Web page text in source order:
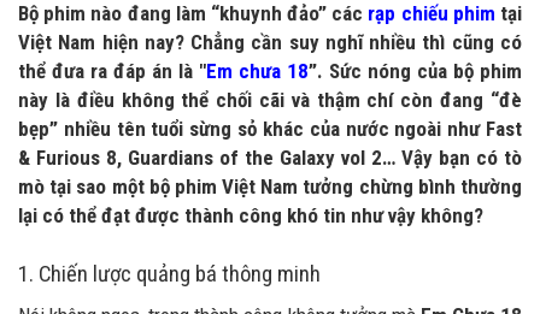
Bộ phim nào đang làm “khuynh đảo” các rạp chiếu phim tại
Việt Nam hiện nay? Chẳng cần suy nghĩ nhiều thì cũng có
thể đưa ra đáp án là "Em chưa 18”. Sức nóng của bộ phim
này là điều không thể chối cãi và thậm chí còn đang “đè
bẹp” nhiều tên tuổi sừng sỏ khác của nước ngoài như Fast
& Furious 8, Guardians of the Galaxy vol 2… Vậy bạn có tò
mò tại sao một bộ phim Việt Nam tưởng chừng bình thường
lại có thể đạt được thành công khó tin như vậy không?
1. Chiến lược quảng bá thông minh